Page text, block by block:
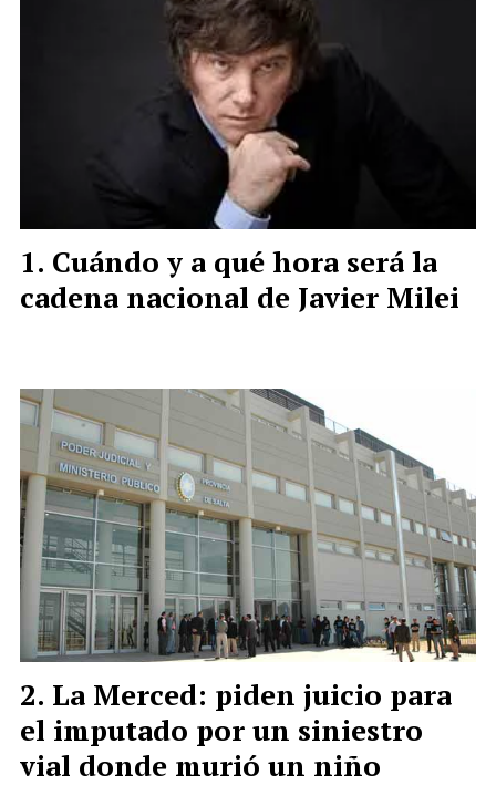
Cuándo y a qué hora será la
cadena nacional de Javier Milei
La Merced: piden juicio para
el imputado por un siniestro
vial donde murió un niño